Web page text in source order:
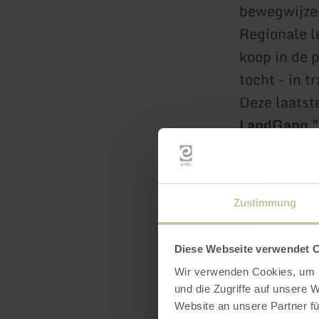
Zustimmung
Diese Webseite verwendet
Wir verwenden Cookies,
und die Zugriffe auf unsere
Website an unsere Partner
Regionale
koop in de
tocht - in
Deze
LandGang
afsluiten,
waterfiets
naburige